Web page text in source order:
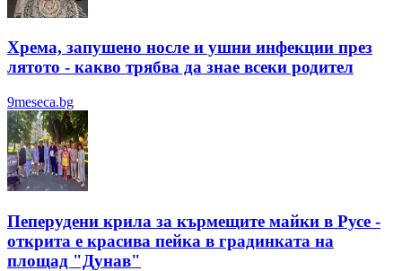
Хрема, запушено носле и ушни инфекции през
лятотo - какво трябва да знае всеки родител
9meseca.bg
Пеперудени крила за кърмещите майки в Русе -
открита е красива пейка в градинката на
площад "Дунав"